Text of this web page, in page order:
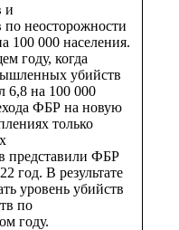
и
неосторожности
100 000 населения.
году, когда
убийств
6,8 на 100 000
ФБР на новую
только
представили ФБР
год. В результате
уровень убийств
по
году.